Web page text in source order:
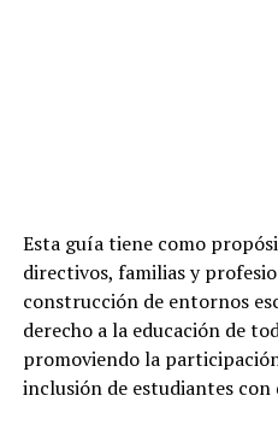
Esta guía tiene como
directivos, familias y
construcción de entornos
derecho a la educación de
promoviendo la
inclusión de estudiantes con